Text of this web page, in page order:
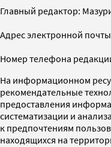
Главный редактор:
Адрес электронной
Номер телефона
На информационном
рекомендательные
предоставления
систематизации и
к предпочтениям
находящихся на